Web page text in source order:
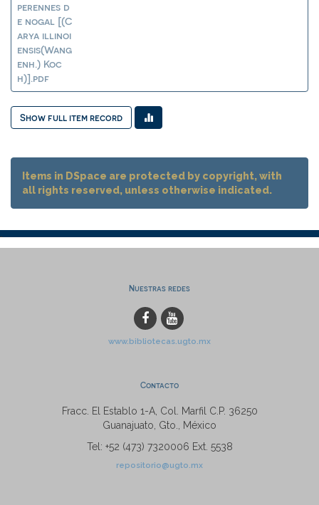
perennes d
e nogal [(C
arya illinoi
ensis(Wang
enh.) Koc
h)].pdf
Show full item record
Items in DSpace are protected by copyright, with
all rights reserved, unless otherwise indicated.
Nuestras redes
www.bibliotecas.ugto.mx
Contacto
Fracc. El Establo 1-A, Col. Marfil C.P. 36250
Guanajuato, Gto., México
Tel: +52 (473) 7320006 Ext. 5538
repositorio@ugto.mx